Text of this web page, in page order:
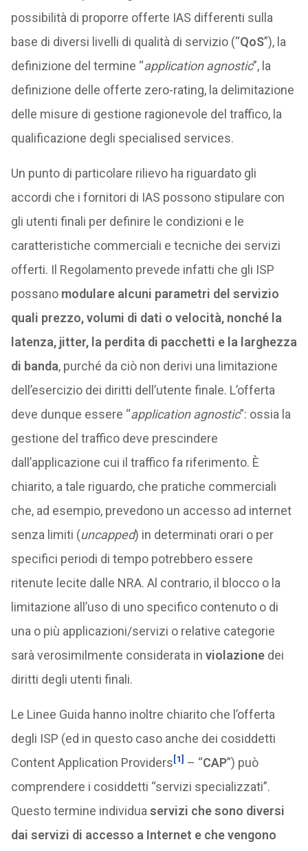
possibilità di proporre offerte IAS differenti sulla
base di diversi livelli di qualità di servizio (“QoS”), la
definizione del termine “application agnostic”, la
definizione delle offerte zero-rating, la delimitazione
delle misure di gestione ragionevole del traffico, la
qualificazione degli specialised services.
Un punto di particolare rilievo ha riguardato gli
accordi che i fornitori di IAS possono stipulare con
gli utenti finali per definire le condizioni e le
caratteristiche commerciali e tecniche dei servizi
offerti. Il Regolamento prevede infatti che gli ISP
possano modulare alcuni parametri del servizio
quali prezzo, volumi di dati o velocità, nonché la
latenza, jitter, la perdita di pacchetti e la larghezza
di banda, purché da ciò non derivi una limitazione
dell’esercizio dei diritti dell’utente finale. L’offerta
deve dunque essere “application agnostic”: ossia la
gestione del traffico deve prescindere
dall’applicazione cui il traffico fa riferimento. È
chiarito, a tale riguardo, che pratiche commerciali
che, ad esempio, prevedono un accesso ad internet
senza limiti (uncapped) in determinati orari o per
specifici periodi di tempo potrebbero essere
ritenute lecite dalle NRA. Al contrario, il blocco o la
limitazione all’uso di uno specifico contenuto o di
una o più applicazioni/servizi o relative categorie
sarà verosimilmente considerata in violazionedei
diritti degli utenti finali.
Le Linee Guida hanno inoltre chiarito che l’offerta
degli ISP (ed in questo caso anche dei cosiddetti
Content Application Providers[1] – “CAP”) può
comprendere i cosiddetti “servizi specializzati”.
Questo termine individua servizi che sono diversi
dai servizi di accesso a Internet e che vengono